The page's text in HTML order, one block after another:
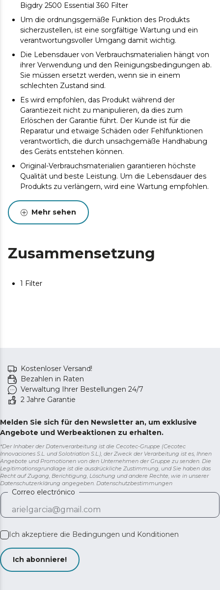
Bigdry 2500 Essential 360 Filter
Um die ordnungsgemäße Funktion des Produkts
sicherzustellen, ist eine sorgfältige Wartung und ein
verantwortungsvoller Umgang damit wichtig.
Die Lebensdauer von Verbrauchsmaterialien hängt von
ihrer Verwendung und den Reinigungsbedingungen ab.
Sie müssen ersetzt werden, wenn sie in einem
schlechten Zustand sind.
Es wird empfohlen, das Produkt während der
Garantiezeit nicht zu manipulieren, da dies zum
Erlöschen der Garantie führt. Der Kunde ist für die
Reparatur und etwaige Schäden oder Fehlfunktionen
verantwortlich, die durch unsachgemäße Handhabung
des Geräts entstehen können.
Original-Verbrauchsmaterialien garantieren höchste
Qualität und beste Leistung. Um die Lebensdauer des
Produkts zu verlängern, wird eine Wartung empfohlen.
Mehr sehen
Zusammensetzung
1 Filter
Kostenloser Versand!
Bezahlen in Raten
Verwaltung Ihrer Bestellungen 24/7
2 Jahre Garantie
Melden Sie sich für den Newsletter an, um exklusive
Angebote und Werbeaktionen zu erhalten.
*Der Inhaber der Datenverarbeitung ist die Cecotec-Gruppe (Cecotec
Innovaciones S.L. und Solotriatlon S.L.), der Zweck der Verarbeitung ist es, Ihnen
Angebote und Promotionen von den Unternehmen der Gruppe zu senden. Die
Legitimationsgrundlage ist die ausdrückliche Zustimmung, und Sie haben das
Recht auf Zugang, Berichtigung, Löschung und andere Rechte, wie in unserer
Datenschutzerklärung angegeben. Datenschutzbestimmungen
Correo electrónico
Ich akzeptiere die Bedingungen und Konditionen
Ich abonniere!